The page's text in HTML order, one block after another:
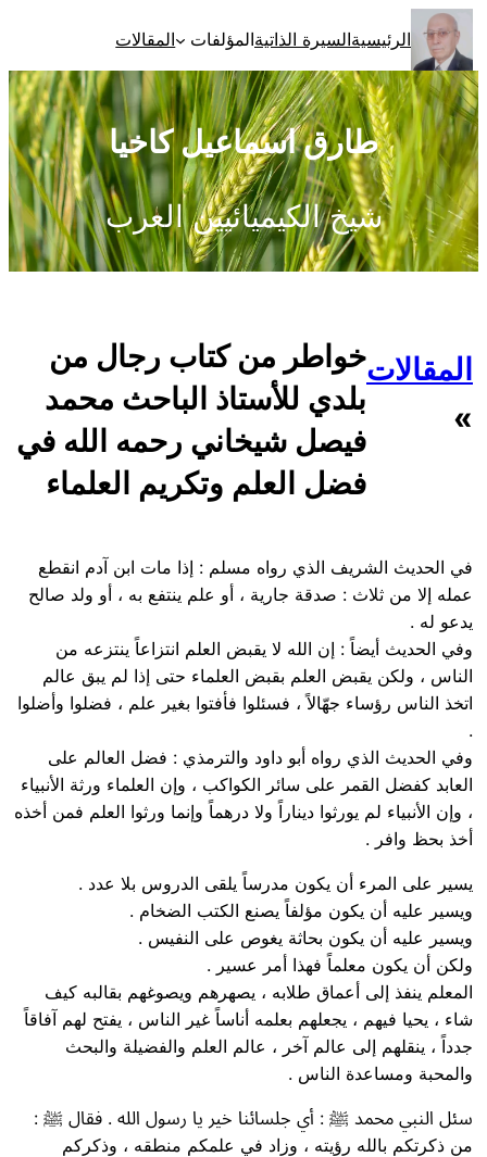
تخطى
إلى
المحتوى
الرئيسيةالسيرة الذاتيةالمؤلفات المقالات
طارق اسماعيل كاخيا
شيخ الكيميائيين العرب
المقالات
»
خواطر من كتاب رجال من
بلدي للأستاذ الباحث محمد
فيصل شيخاني رحمه الله في
فضل العلم وتكريم العلماء
في الحديث الشريف الذي رواه مسلم : إذا مات ابن آدم انقطع
عمله إلا من ثلاث : صدقة جارية ، أو علم ينتفع به ، أو ولد صالح
يدعو له .
وفي الحديث أيضاً : إن الله لا يقبض العلم انتزاعاً ينتزعه من
الناس ، ولكن يقبض العلم بقبض العلماء حتى إذا لم يبق عالم
اتخذ الناس رؤساء جهّالاً ، فسئلوا فأفتوا بغير علم ، فضلوا وأضلوا
.
وفي الحديث الذي رواه أبو داود والترمذي : فضل العالم على
العابد كفضل القمر على سائر الكواكب ، وإن العلماء ورثة الأنبياء
، وإن الأنبياء لم يورثوا ديناراً ولا درهماً وإنما ورثوا العلم فمن أخذه
أخذ بحظ وافر .
يسير على المرء أن يكون مدرساً يلقى الدروس بلا عدد .
ويسير عليه أن يكون مؤلفاً يصنع الكتب الضخام .
ويسير عليه أن يكون بحاثة يغوص على النفيس .
ولكن أن يكون معلماً فهذا أمر عسير .
المعلم ينفذ إلى أعماق طلابه ، يصهرهم ويصوغهم بقالبه كيف
شاء ، يحيا فيهم ، يجعلهم بعلمه أناساً غير الناس ، يفتح لهم آفاقاً
جدداً ، ينقلهم إلى عالم آخر ، عالم العلم والفضيلة والبحث
والمحبة ومساعدة الناس .
سئل النبي محمد ﷺ : أي جلسائنا خير يا رسول الله . فقال ﷺ :
من ذكرتكم بالله رؤيته ، وزاد في علمكم منطقه ، وذكركم